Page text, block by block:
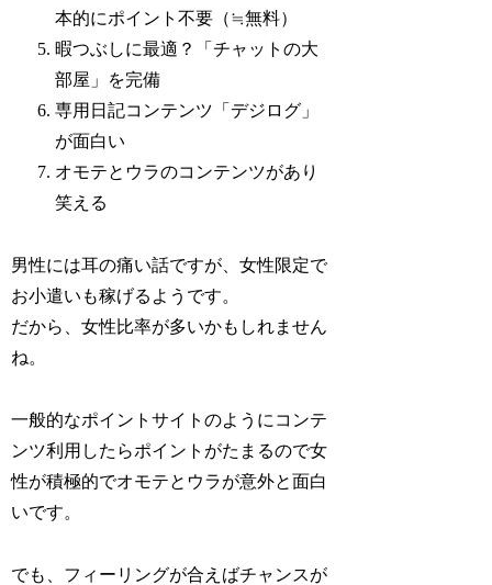
本的にポイント不要（≒無料）
暇つぶしに最適？「チャットの大
部屋」を完備
専用日記コンテンツ「デジログ」
が面白い
オモテとウラのコンテンツがあり
笑える
男性には耳の痛い話ですが、女性限定で
お小遣いも稼げるようです。
だから、女性比率が多いかもしれません
ね。
一般的なポイントサイトのようにコンテ
ンツ利用したらポイントがたまるので女
性が積極的でオモテとウラが意外と面白
いです。
でも、フィーリングが合えばチャンスが